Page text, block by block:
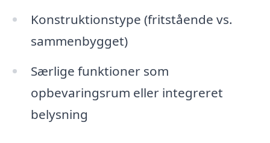
Konstruktionstype (fritstående vs.
sammenbygget)
Særlige funktioner som
opbevaringsrum eller integreret
belysning